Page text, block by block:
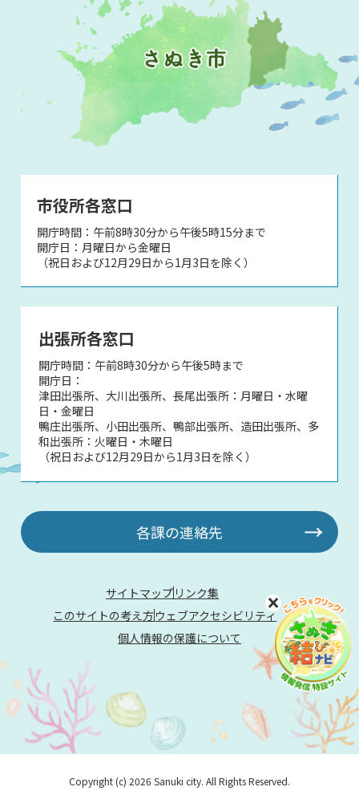
市役所各窓口
開庁時間：午前8時30分から午後5時15分まで
開庁日：月曜日から金曜日
（祝日および12月29日から1月3日を除く）
出張所各窓口
開庁時間：午前8時30分から午後5時まで
開庁日：
津田出張所、大川出張所、長尾出張所：月曜日・水曜
日・金曜日
鴨庄出張所、小田出張所、鴨部出張所、造田出張所、多
和出張所：火曜日・木曜日
（祝日および12月29日から1月3日を除く）
各課の連絡先
サイトマップ リンク集
このサイトの考え方ウェブアクセシビリティ
個人情報の保護について
Copyright (c) 2026 Sanuki city. All Rights Reserved.